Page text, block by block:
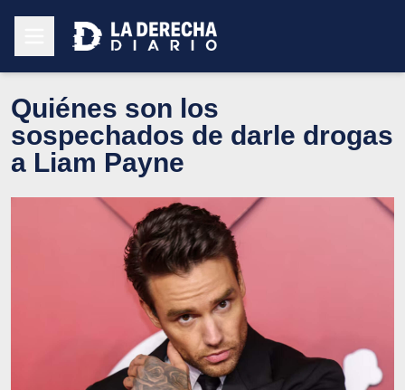
Quiénes son los
sospechados de darle drogas
a Liam Payne